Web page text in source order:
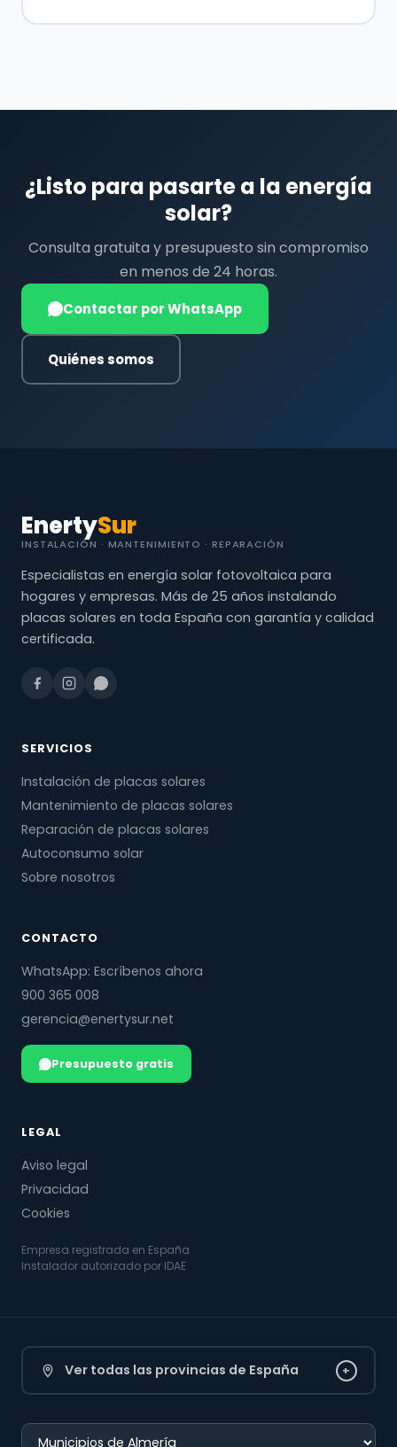
¿Listo para pasarte a la energía
solar?
Consulta gratuita y presupuesto sin compromiso
en menos de 24 horas.
Contactar por WhatsApp
Quiénes somos
EnertySur
INSTALACIÓN · MANTENIMIENTO · REPARACIÓN
Especialistas en energía solar fotovoltaica para
hogares y empresas. Más de 25 años instalando
placas solares en toda España con garantía y calidad
certificada.
SERVICIOS
Instalación de placas solares
Mantenimiento de placas solares
Reparación de placas solares
Autoconsumo solar
Sobre nosotros
CONTACTO
WhatsApp: Escríbenos ahora
900 365 008
gerencia@enertysur.net
Presupuesto gratis
LEGAL
Aviso legal
Privacidad
Cookies
Empresa registrada en España
Instalador autorizado por IDAE
Ver todas las provincias de España +